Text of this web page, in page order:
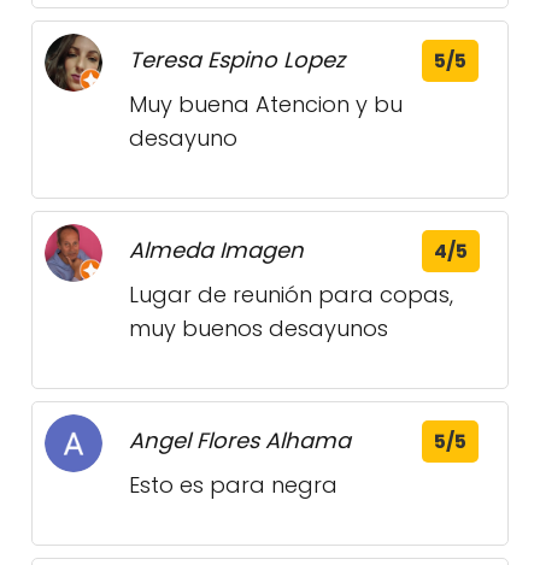
Teresa Espino Lopez 5/5
Muy buena Atencion y bu
desayuno
Almeda Imagen 4/5
Lugar de reunión para copas,
muy buenos desayunos
Angel Flores Alhama 5/5
Esto es para negra